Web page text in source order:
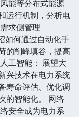
能等分布式能源
运行机制，分析电
求侧管理
如何通过自动化手
的削峰填谷，提高
工智能： 展望大
兴技术在电力系统
寿命评估、优化调
的智能化。 网络
安全成为电力系